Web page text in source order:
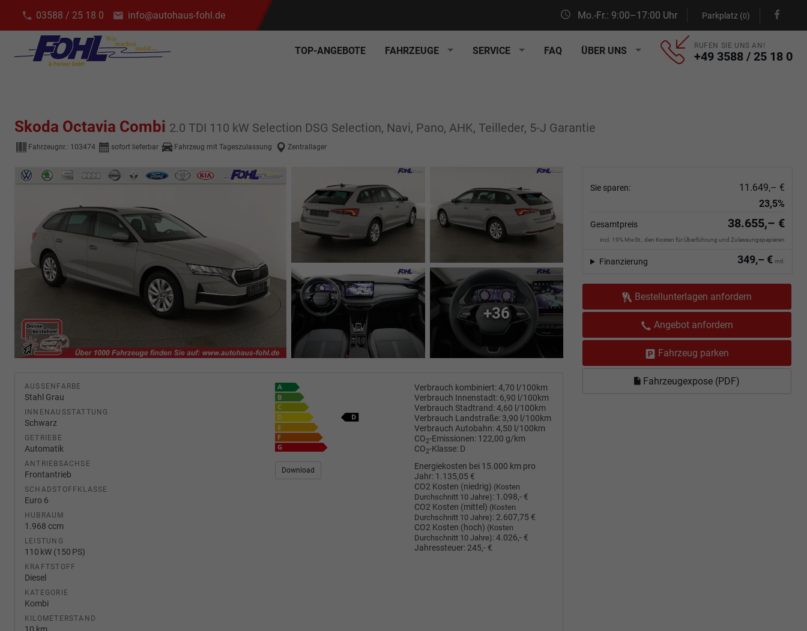
03588 / 25 18 0 info@autohaus-fohl.de Mo.-Fr.: 9:00–17:00 Uhr Parkplatz (0)
TOP-ANGEBOTE FAHRZEUGE SERVICE FAQ ÜBER UNS RUFEN SIE UNS AN!
+49 3588 / 25 18 0
Skoda Octavia Combi 2.0 TDI 110 kW Selection DSG Selection, Navi, Pano, AHK, Teilleder, 5-J Garantie
Fahrzeugnr.: 103474 sofort lieferbar Fahrzeug mit Tageszulassung Zentrallager
Sie sparen:
11.649,– €
23,5%
Gesamtpreis 38.655,– €
incl. 19% MwSt., den Kosten für Überführung und Zulassungspapieren
349,– € mtl.
Finanzierung
Bestellunterlagen anfordern
Angebot anfordern
Fahrzeug parken
Fahrzeugexpose (PDF)
+36
AUSSENFARBE
Stahl Grau
INNENAUSSTATTUNG
Schwarz
GETRIEBE
Automatik
ANTRIEBSACHSE
Frontantrieb
SCHADSTOFFKLASSE
Euro 6
HUBRAUM
1.968 ccm
LEISTUNG
110 kW (150 PS)
KRAFTSTOFF
Diesel
KATEGORIE
Kombi
KILOMETERSTAND
Verbrauch kombiniert:4,70 l/100km
Verbrauch Innenstadt: 6,90 l/100km
Verbrauch Stadtrand:4,60 l/100km
Verbrauch Landstraße: 3,90 l/100km
Verbrauch Autobahn:4,50 l/100km
CO2-Emissionen: 122,00 g/km
CO2-Klasse: D
Download
Energiekosten bei 15.000 km pro
Jahr: 1.135,05 €
CO2 Kosten (niedrig) (Kosten
Durchschnitt 10 Jahre): 1.098,- €
CO2 Kosten (mittel) (Kosten
Durchschnitt 10 Jahre): 2.607,75 €
CO2 Kosten (hoch) (Kosten
Durchschnitt 10 Jahre):4.026,- €
Jahressteuer: 245,- €